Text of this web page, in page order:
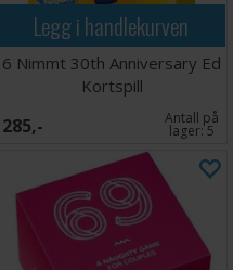
Legg i handlekurven
6 Nimmt 30th Anniversary Ed
Kortspill
285,- Antall på
lager:5